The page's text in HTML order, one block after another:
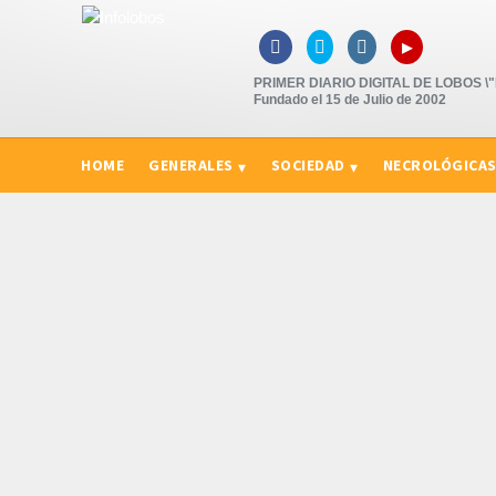
   ▸
PRIMER DIARIO DIGITAL DE LOBOS
Fundado el 15 de Julio de 2002
HOME GENERALES SOCIEDAD NECROLÓGICAS